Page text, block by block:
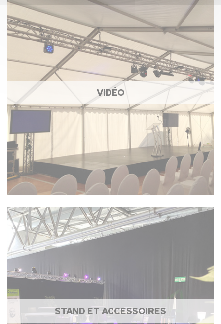
VIDÉO
STAND ET ACCESSOIRES